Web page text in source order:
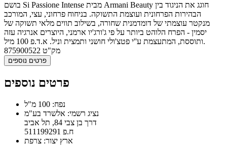
בושם Si Passione Intense מבית Armani Beauty חוגג את הניגוד בין
הבהירות הפרחונית ועוצמת התשוקה. בניחוח פרחוני, עצי, המורכב
מנקטר עוצמתי של דומדמנית שחורה, בשילוב תווים מלאי תשוקה של
יסמין - הפרח הלוהט ביותר על פי ג'ורג'יו ארמני, היוצרים אנרגיה עזה
ותוססת, המתעצמת ע''י פטצ'ולי חושני ותמצית וניל. א.ד.פ 100 מיל.
מק"ט 875900522
פרטים נוספים
פרטים נוספים
נפח: 100 מ"ל
נציג רשמי: אלשרד בע"מ
דרך בן צבי 84, תל אביב
ח.פ 511199291
ארץ יצור: צרפת